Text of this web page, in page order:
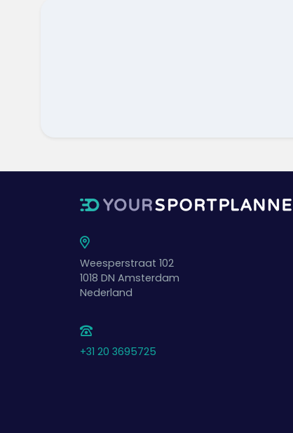
Weesperstraat 102
1018 DN Amsterdam
Nederland
+31 20 3695725